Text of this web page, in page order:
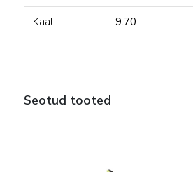
Kaal 9.70
Seotud tooted